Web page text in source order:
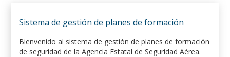
Sistema de gestión de planes de formación
Bienvenido al sistema de gestión de planes de formación
de seguridad de la Agencia Estatal de Seguridad Aérea.